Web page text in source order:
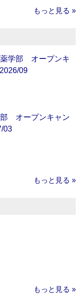
もっと見る »
学部 オープンキ
09
部 オープンキャン
03
もっと見る »
もっと見る »